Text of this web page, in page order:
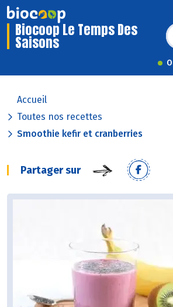
Biocoop Le Temps Des
Saisons
Accueil
Toutes nos recettes
Smoothie kefir et cranberries
Partager sur